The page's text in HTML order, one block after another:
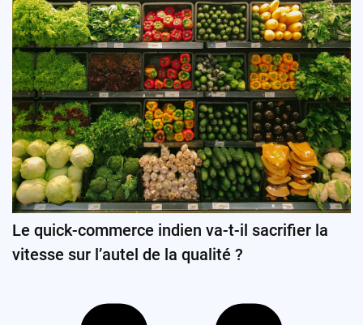
Le quick-commerce indien va-t-il sacrifier la
vitesse sur l’autel de la qualité ?